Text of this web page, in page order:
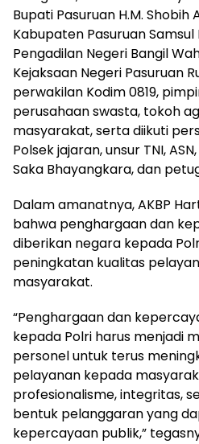
Bupati Pasuruan H.M. Shobih
Kabupaten Pasuruan
Pengadilan Negeri Bangil
Kejaksaan Negeri Pasuruan
perwakilan Kodim 0819,
perusahaan swasta, tokoh
masyarakat, serta diikuti
Polsek jajaran, unsur TNI,
Saka Bhayangkara, dan
Dalam amanatnya, AKBP
bahwa penghargaan dan
diberikan negara kepada
peningkatan kualitas
masyarakat.
“Penghargaan dan
kepada Polri harus menjadi
personel untuk terus
pelayanan kepada
profesionalisme, integritas,
bentuk pelanggaran yang
kepercayaan publik,”